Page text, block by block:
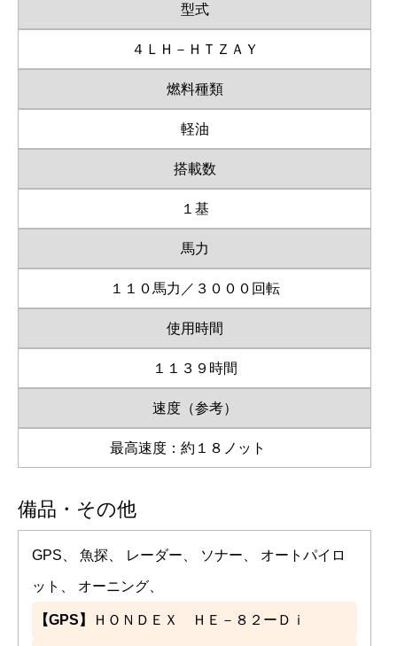
型式
４ＬＨ－ＨＴＺＡＹ
燃料種類
軽油
搭載数
１基
馬力
１１０馬力／３０００回転
使用時間
１１３９時間
速度（参考）
最高速度：約１８ノット
備品・その他
GPS、 魚探、 レーダー、 ソナー、 オートパイロ
ット、 オーニング、
【GPS】 ＨＯＮＤＥＸ ＨＥ－８２ーＤｉ